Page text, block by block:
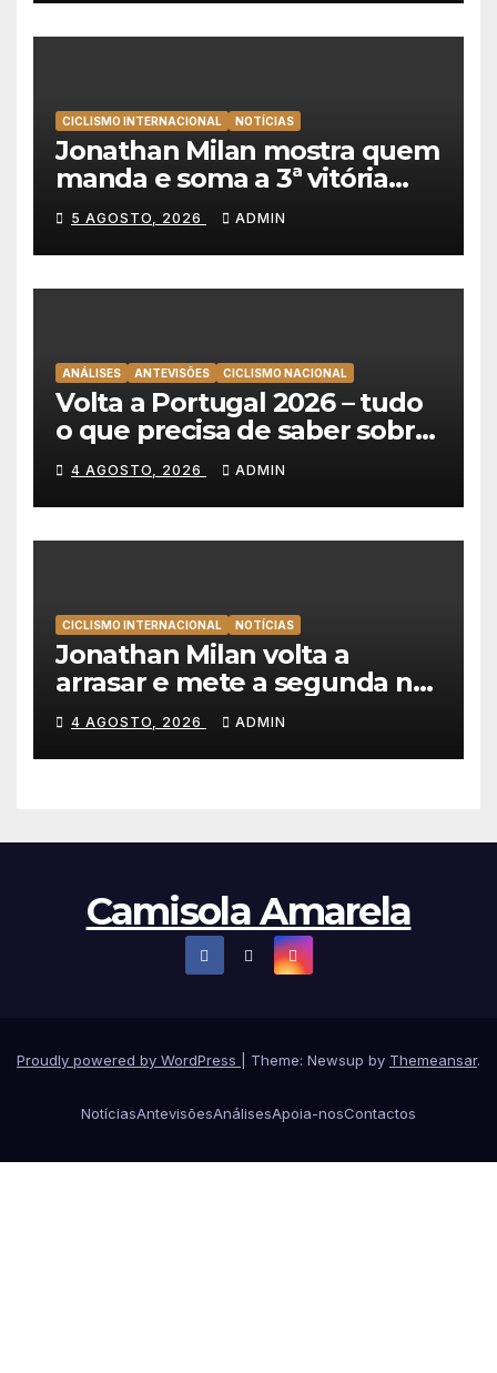
CICLISMO INTERNACIONAL NOTÍCIAS
Jonathan Milan mostra quem
manda e soma a 3ª vitória
consecutiva na Volta a
Polónia
5 AGOSTO, 2026 ADMIN
ANÁLISES ANTEVISÕES CICLISMO NACIONAL
Volta a Portugal 2026 – tudo
o que precisa de saber sobre
as equipas e o percurso
4 AGOSTO, 2026 ADMIN
CICLISMO INTERNACIONAL NOTÍCIAS
Jonathan Milan volta a
arrasar e mete a segunda na
Volta a Polónia 2026
4 AGOSTO, 2026 ADMIN
Camisola Amarela
Proudly powered by WordPress Theme: Newsup by Themeansar.
NotíciasAntevisõesAnálisesApoia-nosContactos